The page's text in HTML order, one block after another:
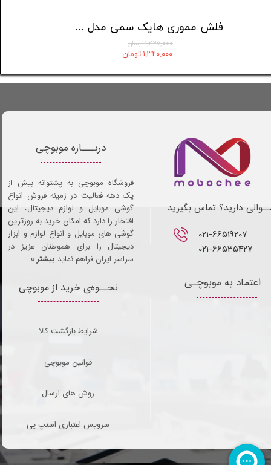
کارت حافظه microSDXC ای دیتا مدل Premier کلاس 10 استاندارد UHS-I V10 A1سرعت 100MBps ظرفیت 64 گیگابایت به همراه آداپتور
021-66519207​​​​​​​
021-66535427
دارید؟ تماس بگیرید . .
نحــوه‌ی خرید از موبوچی
شرایط بازگشت کالا
قوانین موبوچی
روش های ارسال
سرویس اعتباری اسنپ پی
اعتماد به موبوچـی
دربـــاره موبوچی
فروشگاه موبوچی به پشتوانه بیش از
یک دهه فعالیت در زمینه فروش انواع
گوشی موبایل و لوازم دیجیتال، این
افتخار را دارد که امکان خرید به روزترین
گوشی های موبایل و انواع لوازم و ابزار
دیجیتال را برای هموطنان عزیز در
سراسر ایران فراهم نماید.بیشتر »